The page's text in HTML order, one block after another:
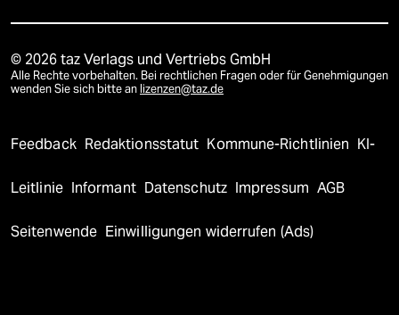
© 2026 taz Verlags und Vertriebs GmbH
Alle Rechte vorbehalten. Bei rechtlichen Fragen oder für Genehmigungen
wenden Sie sich bitte an lizenzen@taz.de
Feedback Redaktionsstatut Kommune-Richtlinien KI-
Leitlinie Informant Datenschutz Impressum AGB
Seitenwende Einwilligungen widerrufen (Ads)